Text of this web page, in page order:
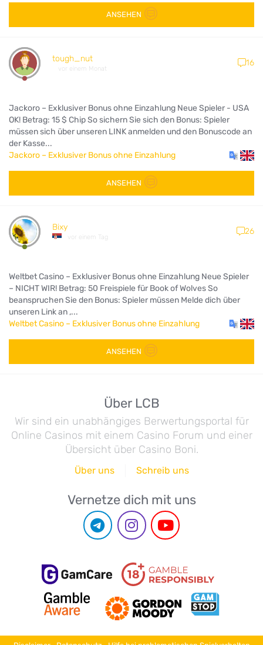
ANSEHEN
tough_nut
vor einem Monat
16
Jackoro – Exklusiver Bonus ohne Einzahlung Neue Spieler - USA
OK! Betrag: 15 $ Chip So sichern Sie sich den Bonus: Spieler
müssen sich über unseren LINK anmelden und den Bonuscode an
der Kasse...
Jackoro – Exklusiver Bonus ohne Einzahlung
ANSEHEN
Bixy
vor einem Tag
26
Weltbet Casino – Exklusiver Bonus ohne Einzahlung Neue Spieler
– NICHT WIR! Betrag: 50 Freispiele für Book of Wolves So
beanspruchen Sie den Bonus: Spieler müssen Melde dich über
unseren Link an ,...
Weltbet Casino – Exklusiver Bonus ohne Einzahlung
ANSEHEN
Über LCB
Wir sind ein unabhängiges Berwertungsportal für
Online Casinos mit einem Casino Forum und einer
Übersicht über Casino Boni.
Über uns Schreib uns
Vernetze dich mit uns